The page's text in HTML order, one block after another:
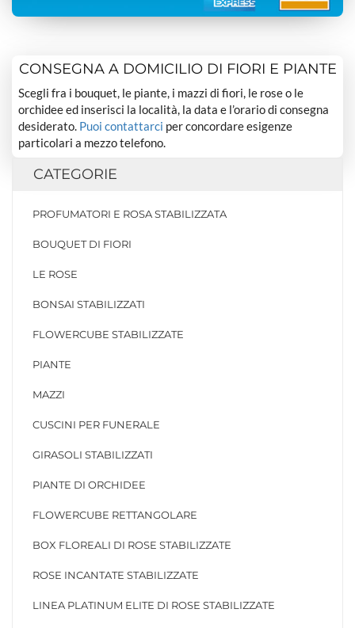
CONSEGNA A DOMICILIO DI FIORI E PIANTE
Scegli fra i bouquet, le piante, i mazzi di fiori, le rose o le
orchidee ed inserisci la località, la data e l’orario di consegna
desiderato. Puoi contattarci per concordare esigenze
particolari a mezzo telefono.
CATEGORIE
PROFUMATORI E ROSA STABILIZZATA
BOUQUET DI FIORI
LE ROSE
BONSAI STABILIZZATI
FLOWERCUBE STABILIZZATE
PIANTE
MAZZI
CUSCINI PER FUNERALE
GIRASOLI STABILIZZATI
PIANTE DI ORCHIDEE
FLOWERCUBE RETTANGOLARE
BOX FLOREALI DI ROSE STABILIZZATE
ROSE INCANTATE STABILIZZATE
LINEA PLATINUM ELITE DI ROSE STABILIZZATE